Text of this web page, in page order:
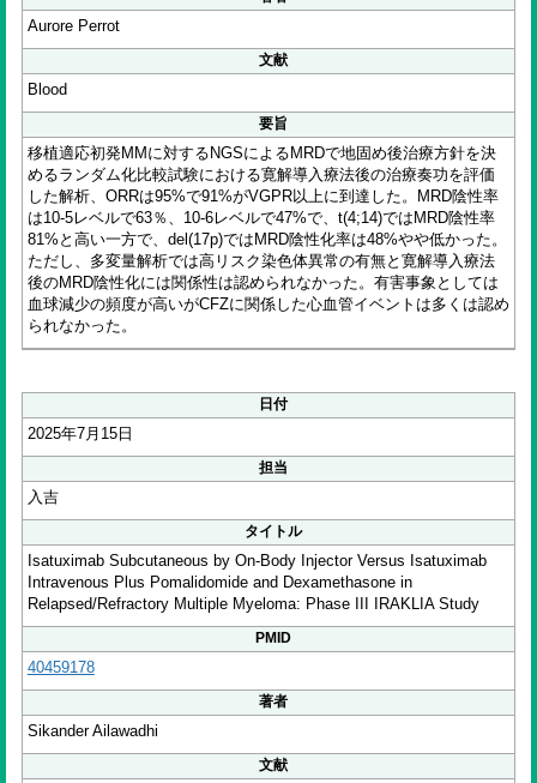
Aurore Perrot
文献
Blood
要旨
移植適応初発MMに対するNGSによるMRDで地固め後治療方針を決
めるランダム化比較試験における寛解導入療法後の治療奏功を評価
した解析、ORRは95%で91%がVGPR以上に到達した。MRD陰性率
は10-5レベルで63％、10-6レベルで47%で、t(4;14)ではMRD陰性率
81%と高い一方で、del(17p)ではMRD陰性化率は48%やや低かった。
ただし、多変量解析では高リスク染色体異常の有無と寛解導入療法
後のMRD陰性化には関係性は認められなかった。有害事象としては
血球減少の頻度が高いがCFZに関係した心血管イベントは多くは認め
られなかった。
日付
2025年7月15日
担当
入吉
タイトル
Isatuximab Subcutaneous by On-Body Injector Versus Isatuximab
Intravenous Plus Pomalidomide and Dexamethasone in
Relapsed/Refractory Multiple Myeloma: Phase III IRAKLIA Study
PMID
40459178
著者
Sikander Ailawadhi
文献